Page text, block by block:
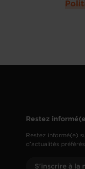
Restez
Restez informé(e)
d’actualités préférés.
S'inscrire à la